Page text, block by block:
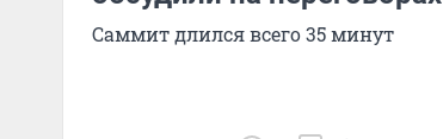
Саммит длился всего 35 минут